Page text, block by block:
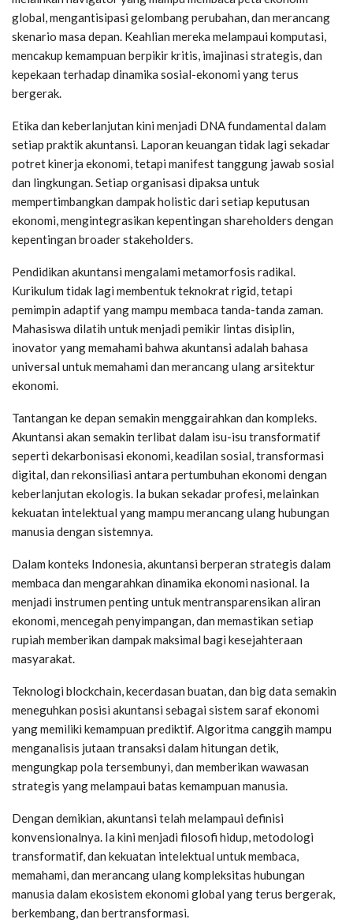
global, mengantisipasi gelombang perubahan, dan merancang
skenario masa depan. Keahlian mereka melampaui komputasi,
mencakup kemampuan berpikir kritis, imajinasi strategis, dan
kepekaan terhadap dinamika sosial-ekonomi yang terus
bergerak.
Etika dan keberlanjutan kini menjadi DNA fundamental dalam
setiap praktik akuntansi. Laporan keuangan tidak lagi sekadar
potret kinerja ekonomi, tetapi manifest tanggung jawab sosial
dan lingkungan. Setiap organisasi dipaksa untuk
mempertimbangkan dampak holistic dari setiap keputusan
ekonomi, mengintegrasikan kepentingan shareholders dengan
kepentingan broader stakeholders.
Pendidikan akuntansi mengalami metamorfosis radikal.
Kurikulum tidak lagi membentuk teknokrat rigid, tetapi
pemimpin adaptif yang mampu membaca tanda-tanda zaman.
Mahasiswa dilatih untuk menjadi pemikir lintas disiplin,
inovator yang memahami bahwa akuntansi adalah bahasa
universal untuk memahami dan merancang ulang arsitektur
ekonomi.
Tantangan ke depan semakin menggairahkan dan kompleks.
Akuntansi akan semakin terlibat dalam isu-isu transformatif
seperti dekarbonisasi ekonomi, keadilan sosial, transformasi
digital, dan rekonsiliasi antara pertumbuhan ekonomi dengan
keberlanjutan ekologis. Ia bukan sekadar profesi, melainkan
kekuatan intelektual yang mampu merancang ulang hubungan
manusia dengan sistemnya.
Dalam konteks Indonesia, akuntansi berperan strategis dalam
membaca dan mengarahkan dinamika ekonomi nasional. Ia
menjadi instrumen penting untuk mentransparensikan aliran
ekonomi, mencegah penyimpangan, dan memastikan setiap
rupiah memberikan dampak maksimal bagi kesejahteraan
masyarakat.
Teknologi blockchain, kecerdasan buatan, dan big data semakin
meneguhkan posisi akuntansi sebagai sistem saraf ekonomi
yang memiliki kemampuan prediktif. Algoritma canggih mampu
menganalisis jutaan transaksi dalam hitungan detik,
mengungkap pola tersembunyi, dan memberikan wawasan
strategis yang melampaui batas kemampuan manusia.
Dengan demikian, akuntansi telah melampaui definisi
konvensionalnya. Ia kini menjadi filosofi hidup, metodologi
transformatif, dan kekuatan intelektual untuk membaca,
memahami, dan merancang ulang kompleksitas hubungan
manusia dalam ekosistem ekonomi global yang terus bergerak,
berkembang, dan bertransformasi.